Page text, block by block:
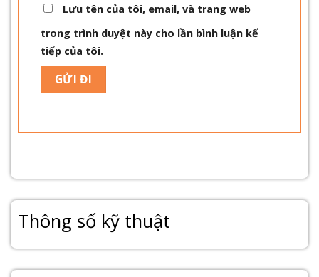
Lưu tên của tôi, email, và trang web
trong trình duyệt này cho lần bình luận kế
tiếp của tôi.
Thông số kỹ thuật